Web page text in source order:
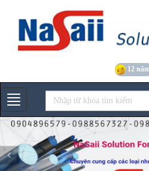
12 năm
Gian hàng